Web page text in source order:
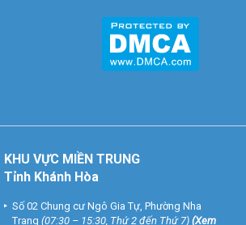
KHU VỰC MIỀN TRUNG
Tỉnh Khánh Hòa
Số 02 Chung cư Ngô Gia Tự, Phường Nha
Trang (07:30 – 15:30, Thứ 2 đến Thứ 7) (Xem